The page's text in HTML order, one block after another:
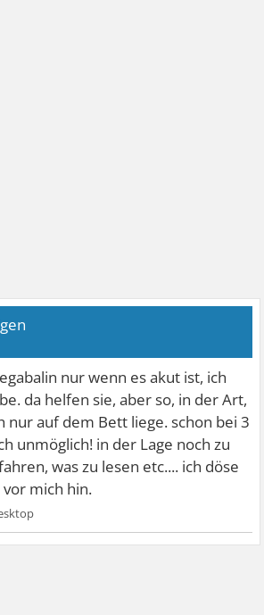
nur wenn es akut ist, ich
da helfen sie, aber so, in der Art,
nur auf dem Bett liege. schon bei 3
unmöglich! in der Lage noch zu
was zu lesen etc.... ich döse
mich hin.